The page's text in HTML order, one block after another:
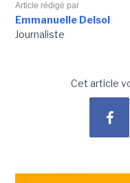
Article rédigé par
Emmanuelle Delsol
Journaliste
Cet article